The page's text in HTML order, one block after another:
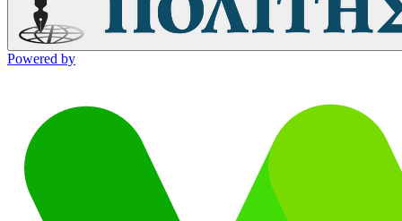
Powered by